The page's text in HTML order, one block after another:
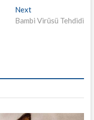
NextNext
post:
Bambi Virüsü Tehdidi